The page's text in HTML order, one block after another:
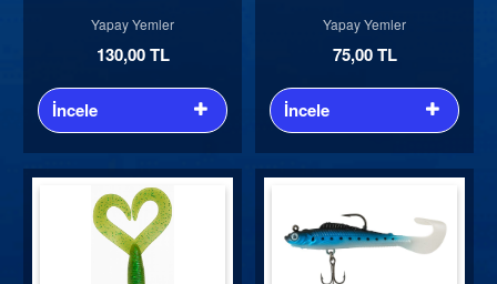
Yapay Yemler
130,00 TL
İncele
Yapay Yemler
75,00 TL
İncele